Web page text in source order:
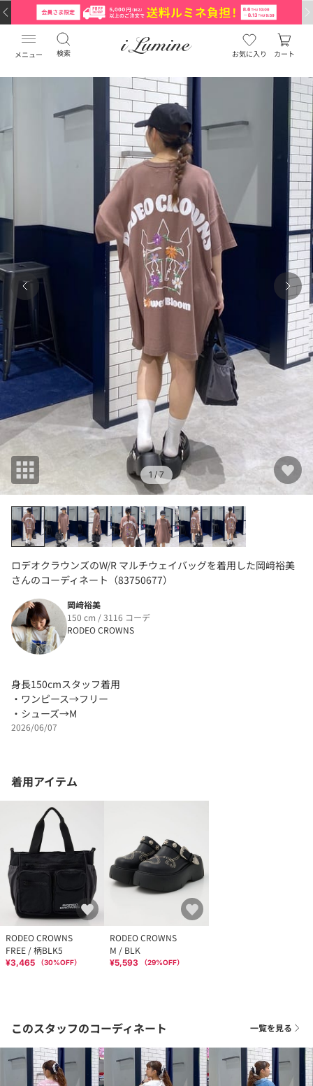
メニュー 検索 お気に入り カート
1 / 7
ロデオクラウンズのW/R マルチウェイバッグを着用した岡﨑裕美
さんのコーディネート（83750677）
岡﨑裕美
150 cm / 3116 コーデ
RODEO CROWNS
身長150cmスタッフ着用
・ワンピース→フリー
・シューズ→M
2026/06/07
着用アイテム
RODEO CROWNS
FREE / 柄BLK5
¥3,465 （30%OFF）
RODEO CROWNS
M / BLK
¥5,593 （29%OFF）
このスタッフのコーディネート 一覧を見る